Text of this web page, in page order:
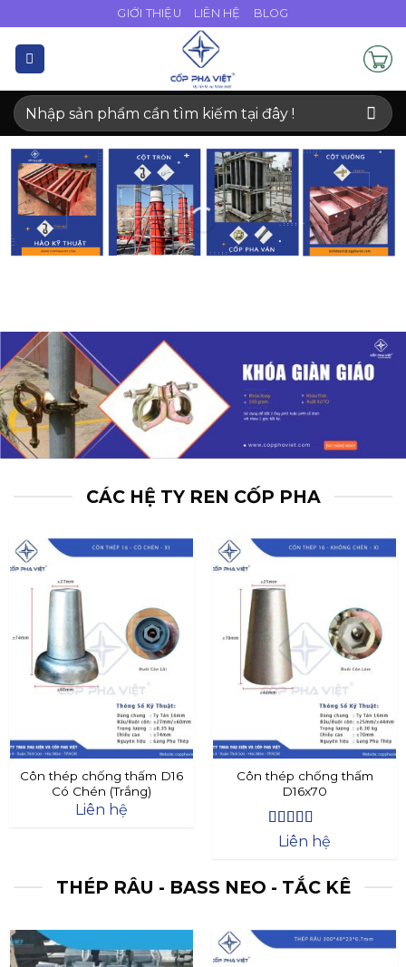
dung
GIỚI THIỆU LIÊN HỆ BLOG
Tìm
kiếm:
CÁC HỆ TY REN CỐP PHA
Côn thép chống thấm D16
Có Chén (Trắng)
Liên hệ
Côn thép chống thấm
D16x70
Được xếp
5
Liên hệ
THÉP RÂU - BASS NEO - TẮC KÊ